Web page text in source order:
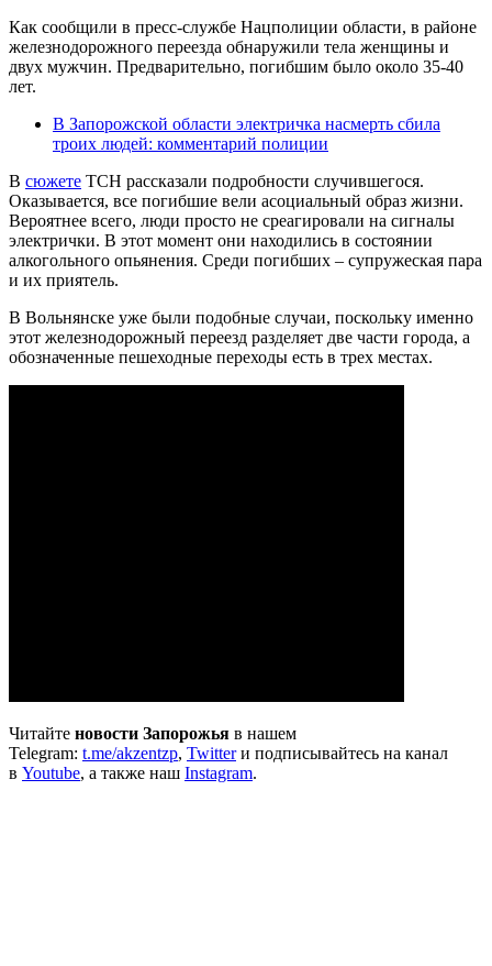
Как сообщили в пресс-службе Нацполиции области, в районе
железнодорожного переезда обнаружили тела женщины и
двух мужчин. Предварительно, погибшим было около 35-40
лет.
В Запорожской области электричка насмерть сбила
троих людей: комментарий полиции
В сюжете ТСН рассказали подробности случившегося.
Оказывается, все погибшие вели асоциальный образ жизни.
Вероятнее всего, люди просто не среагировали на сигналы
электрички. В этот момент они находились в состоянии
алкогольного опьянения. Среди погибших – супружеская пара
и их приятель.
В Вольнянске уже были подобные случаи, поскольку именно
этот железнодорожный переезд разделяет две части города, а
обозначенные пешеходные переходы есть в трех местах.
Читайте новости Запорожья в нашем
Telegram: t.me/akzentzp, Twitterи подписывайтесь на канал
в Youtube, а также наш Instagram.